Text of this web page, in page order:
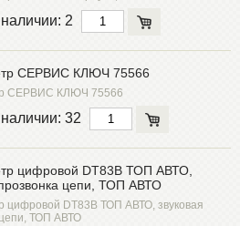
2
СЕРВИС КЛЮЧ 75566
СЕРВИС КЛЮЧ 75566
32
цифровой DT83B ТОП АВТО,
цепи, ТОП АВТО
цифровой DT83B ТОП АВТО, звуковая
ТОП АВТО